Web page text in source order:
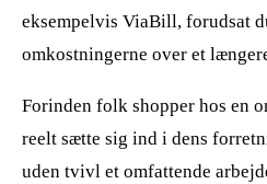
eksempelvis ViaBill, forudsat
omkostningerne over et
Forinden folk shopper hos en
reelt sætte sig ind i dens
uden tvivl et omfattende